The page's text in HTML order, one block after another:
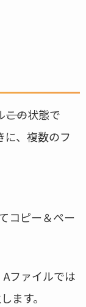
この状態で
、複数のフ
コピー＆ペー
ファイルでは
ます。